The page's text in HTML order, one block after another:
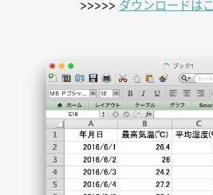
>>>>> ダウンロードは